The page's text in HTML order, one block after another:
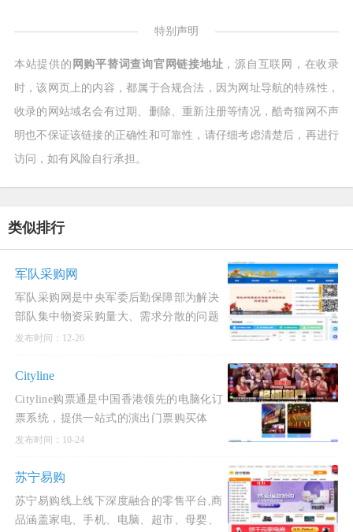
特别声明
本站提供的 网购平替词查询官网链接地址 ，源自互联网，在收录
时，该网页上的内容，都属于合规合法，因为网址导航的特殊性，
收录的网站域名会有过期、删除、重新注册等情况，酷奇猫网不声
明也不保证该链接的正确性和可靠性，请仔细考虑清楚后，再进行
访问，如有风险自行承担。
类似排行
军队采购网
军队采购网是中央军委后勤保障部为解决
部队集中物资采购量大、需求分散的问题
而建立的网上平台，主要提供物资、工程
食、住、行、医、服
发布时间：12-26
Cityline
Cityline购票通是中国香港领先的电脑化订
票系统，提供一站式的演出门票购买体
验。用户可以通过其官网或移动应用进行
Cityline购票通的官方网
发布时间：10-24
苏宁易购
苏宁易购线上线下深度融合的零售平台,商
品涵盖家电、手机、电脑、超市、母婴、